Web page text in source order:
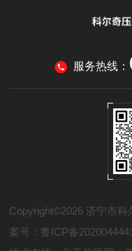
服务热线：
Copyright©2026 济宁市
案号：鲁ICP备